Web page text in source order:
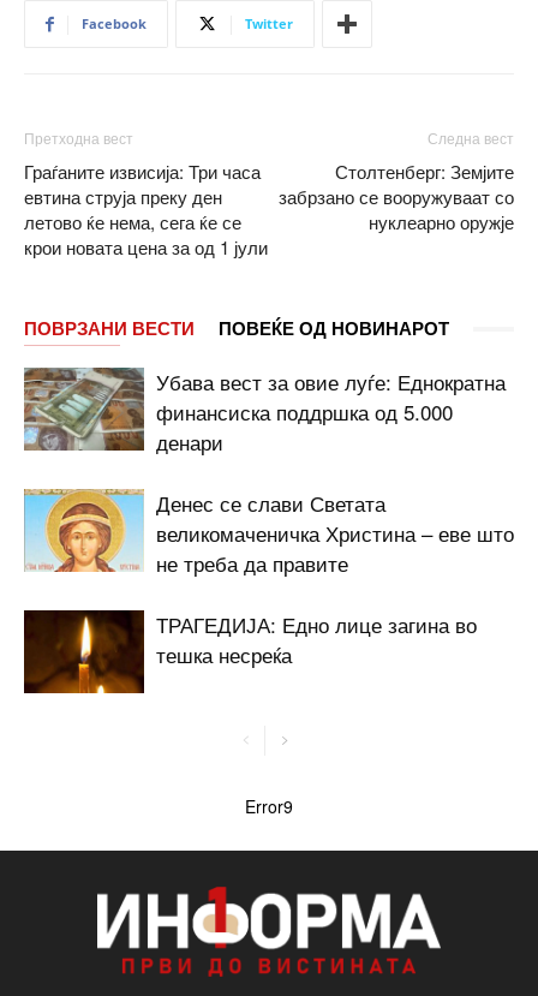
Facebook Twitter
Претходна вест
Граѓаните извисија: Три часа
евтина струја преку ден
летово ќе нема, сега ќе се
крои новата цена за од 1 јули
Следна вест
Столтенберг: Земјите
забрзано се вооружуваат со
нуклеарно оружје
ПОВРЗАНИ ВЕСТИ ПОВЕЌЕ ОД НОВИНАРОТ
Убава вест за овие луѓе: Еднократна
финансиска поддршка од 5.000
денари
Денес се слави Светата
великомаченичка Христина – еве што
не треба да правите
ТРАГЕДИЈА: Едно лице загина во
тешка несреќа
Error9